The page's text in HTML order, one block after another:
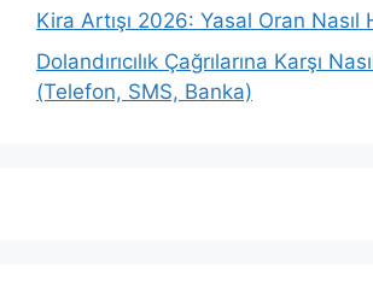
Kira Artışı 2026: Yasal Oran Nasıl
Dolandırıcılık Çağrılarına Karşı
(Telefon, SMS, Banka)